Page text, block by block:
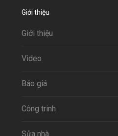
Giới thiệu
Giới thiệu
Video
Báo giá
Công trinh
Sửa nhà